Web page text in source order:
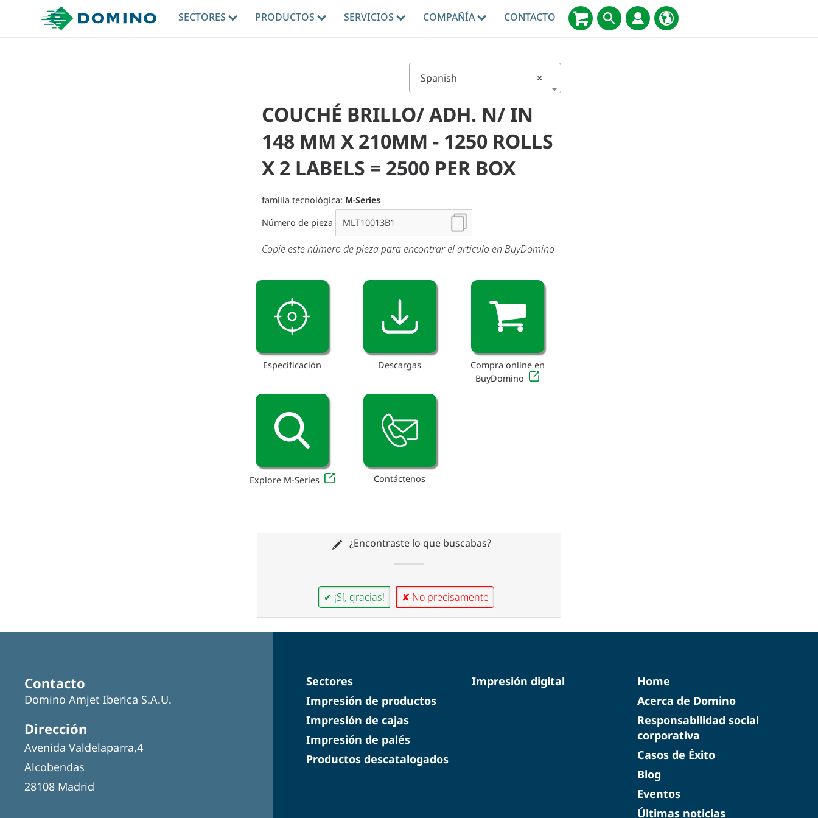
SECTORES PRODUCTOS SERVICIOS COMPAÑÍA CONTACTO
×
Spanish
COUCHÉ BRILLO/ ADH. N/ IN
148 MM X 210MM - 1250 ROLLS
X 2 LABELS = 2500 PER BOX
familia tecnológica: M-Series
Número de pieza
Copie este número de pieza para encontrar el artículo en BuyDomino
Especificación Descargas
Compra online en
BuyDomino
Explore M-Series Contáctenos
¿Encontraste lo que buscabas?
✔ ¡Sí, gracias! ✘ No precisamente
Contacto
Domino Amjet Iberica S.A.U.
Dirección
Avenida Valdelaparra,4
Alcobendas
28108 Madrid
Sectores
Impresión de productos
Impresión de cajas
Impresión de palés
Productos descatalogados
Impresión digital
Home
Acerca de Domino
Responsabilidad social
corporativa
Casos de Éxito
Blog
Eventos
Últimas noticias